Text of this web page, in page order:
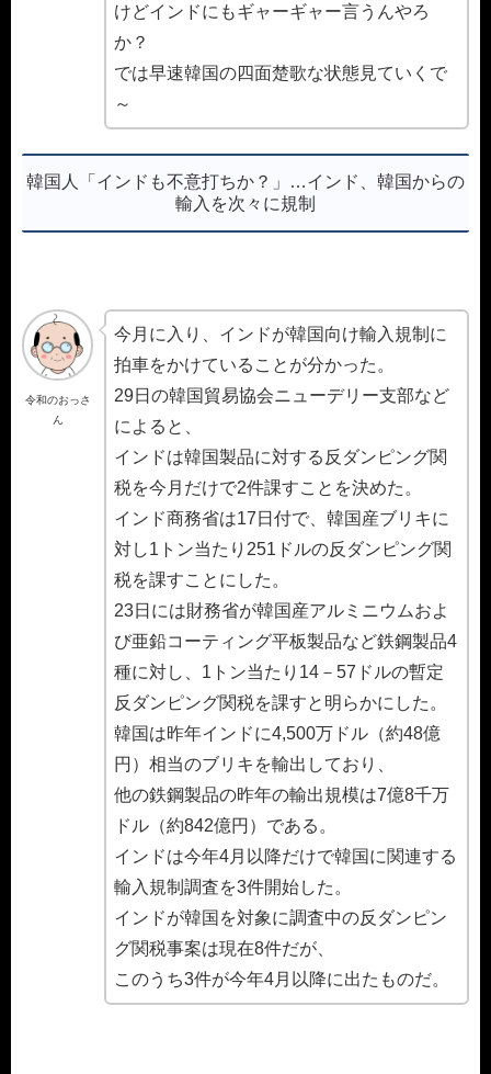
けどインドにもギャーギャー言うんやろ
か？
では早速韓国の四面楚歌な状態見ていくで
～
韓国人「インドも不意打ちか？」…インド、韓国からの
輸入を次々に規制
令和のおっさ
ん
今月に入り、インドが韓国向け輸入規制に
拍車をかけていることが分かった。
29日の韓国貿易協会ニューデリー支部など
によると、
インドは韓国製品に対する反ダンピング関
税を今月だけで2件課すことを決めた。
インド商務省は17日付で、韓国産ブリキに
対し1トン当たり251ドルの反ダンピング関
税を課すことにした。
23日には財務省が韓国産アルミニウムおよ
び亜鉛コーティング平板製品など鉄鋼製品4
種に対し、1トン当たり14－57ドルの暫定
反ダンピング関税を課すと明らかにした。
韓国は昨年インドに4,500万ドル（約48億
円）相当のブリキを輸出しており、
他の鉄鋼製品の昨年の輸出規模は7億8千万
ドル（約842億円）である。
インドは今年4月以降だけで韓国に関連する
輸入規制調査を3件開始した。
インドが韓国を対象に調査中の反ダンピン
グ関税事案は現在8件だが、
このうち3件が今年4月以降に出たものだ。